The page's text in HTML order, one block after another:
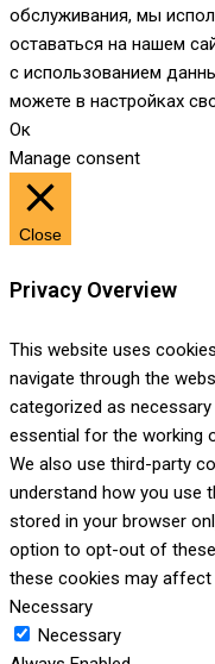
обслуживания, мы
оставаться на нашем
с использованием
можете в настройках
Ок
Manage consent
Close
Privacy Overview
This website uses
navigate through the
categorized as
essential for the working
We also use third-party
understand how you use
stored in your browser
option to opt-out of
these cookies may affect
Necessary
Necessary